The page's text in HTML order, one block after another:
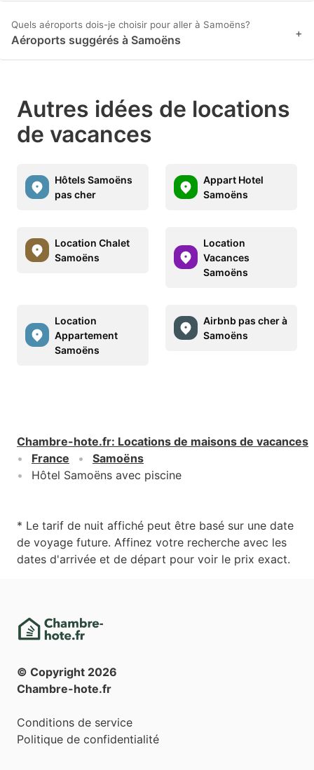
Quels aéroports dois-je choisir pour aller à Samoëns?
Aéroports suggérés à Samoëns +
Autres idées de locations
de vacances
Hôtels Samoëns
pas cher
Appart Hotel
Samoëns
Location Chalet
Samoëns
Location
Vacances
Samoëns
Location
Appartement
Samoëns
Airbnb pas cher à
Samoëns
Chambre-hote.fr: Locations de maisons de vacances
France
Samoëns
Hôtel Samoëns avec piscine
* Le tarif de nuit affiché peut être basé sur une date
de voyage future. Affinez votre recherche avec les
dates d'arrivée et de départ pour voir le prix exact.
© Copyright 2026
Chambre-hote.fr
Conditions de service
Politique de confidentialité